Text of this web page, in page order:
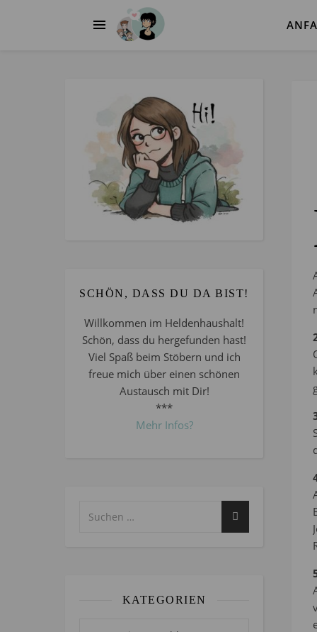
SCHÖN, DASS DU DA BIST!
Willkommen im Heldenhaushalt!
Schön, dass du hergefunden hast!
Viel Spaß beim Stöbern und ich
freue mich über einen schönen
Austausch mit Dir!
***
Mehr Infos?
KATEGORIEN